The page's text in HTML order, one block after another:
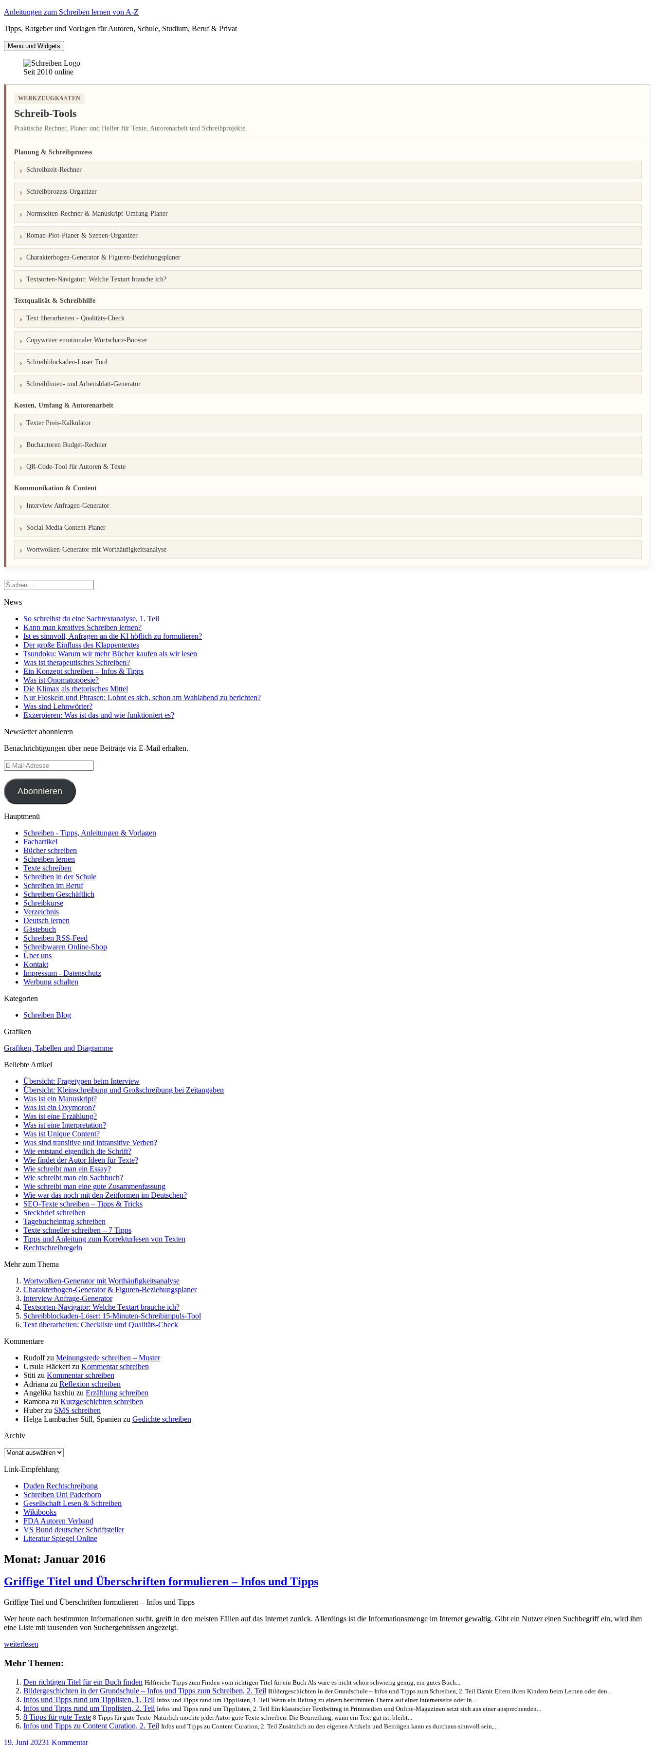
Zum
springen
Anleitungen zum Schreiben lernen von A-Z
Tipps, Ratgeber und Vorlagen für Autoren, Schule, Studium, Beruf & Privat
Menü und Widgets
Seit 2010 online
WERKZEUGKASTEN
Schreib-Tools
Praktische Rechner, Planer und Helfer für Texte, Autorenarbeit und Schreibprojekte.
Planung & Schreibprozess
Schreibzeit-Rechner
Schreibprozess-Organizer
Normseiten-Rechner & Manuskript-Umfang-Planer
Roman-Plot-Planer & Szenen-Organizer
Charakterbogen-Generator & Figuren-Beziehungsplaner
Textsorten-Navigator: Welche Textart brauche ich?
Textqualität & Schreibhilfe
Text überarbeiten - Qualitäts-Check
Copywriter emotionaler Wortschatz-Booster
Schreibblockaden-Löser Tool
Schreiblinien- und Arbeitsblatt-Generator
Kosten, Umfang & Autorenarbeit
Texter Preis-Kalkulator
Buchautoren Budget-Rechner
QR-Code-Tool für Autoren & Texte
Kommunikation & Content
Interview Anfragen-Generator
Social Media Content-Planer
Wortwolken-Generator mit Worthäufigkeitsanalyse
Suchen
nach:
News
So schreibst du eine Sachtextanalyse, 1. Teil
Kann man kreatives Schreiben lernen?
Ist es sinnvoll, Anfragen an die KI höflich zu formulieren?
Der große Einfluss des Klappentextes
Tsundoku: Warum wir mehr Bücher kaufen als wir lesen
Was ist therapeutisches Schreiben?
Ein Konzept schreiben – Infos & Tipps
Was ist Onomatopoesie?
Die Klimax als rhetorisches Mittel
Nur Floskeln und Phrasen: Lohnt es sich, schon am Wahlabend zu berichten?
Was sind Lehnwörter?
Exzerpieren: Was ist das und wie funktioniert es?
Newsletter abonnieren
Benachrichtigungen über neue Beiträge via E-Mail erhalten.
E-
Mail-
Adresse
Abonnieren
Hauptmenü
Schreiben - Tipps, Anleitungen & Vorlagen
Fachartikel
Bücher schreiben
Schreiben lernen
Texte schreiben
Schreiben in der Schule
Schreiben im Beruf
Schreiben Geschäftlich
Schreibkurse
Verzeichnis
Deutsch lernen
Gästebuch
Schreiben RSS-Feed
Schreibwaren Online-Shop
Über uns
Kontakt
Impressum - Datenschutz
Werbung schalten
Kategorien
Schreiben Blog
Grafiken
Grafiken, Tabellen und Diagramme
Beliebte Artikel
Übersicht: Fragetypen beim Interview
Übersicht: Kleinschreibung und Großschreibung bei Zeitangaben
Was ist ein Manuskript?
Was ist ein Oxymoron?
Was ist eine Erzählung?
Was ist eine Interpretation?
Was ist Unique Content?
Was sind transitive und intransitive Verben?
Wie entstand eigentlich die Schrift?
Wie findet der Autor Ideen für Texte?
Wie schreibt man ein Essay?
Wie schreibt man ein Sachbuch?
Wie schreibt man eine gute Zusammenfassung
Wie war das noch mit den Zeitformen im Deutschen?
SEO-Texte schreiben – Tipps & Tricks
Steckbrief schreiben
Tagebucheintrag schreiben
Texte schneller schreiben – 7 Tipps
Tipps und Anleitung zum Korrekturlesen von Texten
Rechtschreibregeln
Mehr zum Thema
Wortwolken-Generator mit Worthäufigkeitsanalyse
Charakterbogen-Generator & Figuren-Beziehungsplaner
Interview Anfrage-Generator
Textsorten-Navigator: Welche Textart brauche ich?
Schreibblockaden-Löser: 15-Minuten-Schreibimpuls-Tool
Text überarbeiten: Checkliste und Qualitäts-Check
Kommentare
Rudolfzu Meinungsrede schreiben – Muster
Ursula Häckert zu Kommentar schreiben
Stiti zu Kommentar schreiben
Adriana zu Reflexion schreiben
Angelika haxhiu zu Erzählung schreiben
Ramona zu Kurzgeschichten schreiben
Huberzu SMS schreiben
Helga Lambacher Still, Spanien zu Gedichte schreiben
Archiv
Archiv
Link-Empfehlung
Duden Rechtschreibung
Schreiben Uni Paderborn
Gesellschaft Lesen & Schreiben
Wikibooks
FDA Autoren Verband
VS Bund deutscher Schriftsteller
Literatur Spiegel Online
Monat: Januar 2016
Griffige Titel und Überschriften formulieren – Infos und Tipps
Griffige Titel und Überschriften formulieren – Infos und Tipps
Wer heute nach bestimmten Informationen sucht, greift in den meisten Fällen auf das Internet zurück. Allerdings ist die Informationsmenge im Internet gewaltig. Gibt ein Nutzer einen Suchbegriff ein, wird ihm
eine Liste mit tausenden von Suchergebnissen angezeigt.
Griffige
und
formulieren
Infos
Tipps
weiterlesen
Mehr Themen:
Den richtigen Titel für ein Buch finden Hilfreiche Tipps zum Finden vom richtigen Titel für ein Buch Als wäre es nicht schon schwierig genug, ein gutes Buch...
Bildergeschichten in der Grundschule – Infos und Tipps zum Schreiben, 2. Teil Bildergeschichten in der Grundschule – Infos und Tipps zum Schreiben, 2. Teil Damit Eltern ihren Kindern beim Lernen oder den...
Infos und Tipps rund um Tipplisten, 1. Teil Infos und Tipps rund um Tipplisten, 1. Teil Wenn ein Beitrag zu einem bestimmten Thema auf einer Internetseite oder in...
Infos und Tipps rund um Tipplisten, 2. Teil Infos und Tipps rund um Tipplisten, 2. Teil Ein klassischer Textbeitrag in Printmedien und Online-Magazinen setzt sich aus einer ansprechenden...
8 Tipps für gute Texte 8 Tipps für gute Texte Natürlich möchte jeder Autor gute Texte schreiben. Die Beurteilung, wann ein Text gut ist, bleibt...
Infos und Tipps zu Content Curation, 2. Teil Infos und Tipps zu Content Curation, 2. Teil Zusätzlich zu den eigenen Artikeln und Beiträgen kann es durchaus sinnvoll sein,...
Veröffentlicht
19. Juni 20231 Kommentarzu